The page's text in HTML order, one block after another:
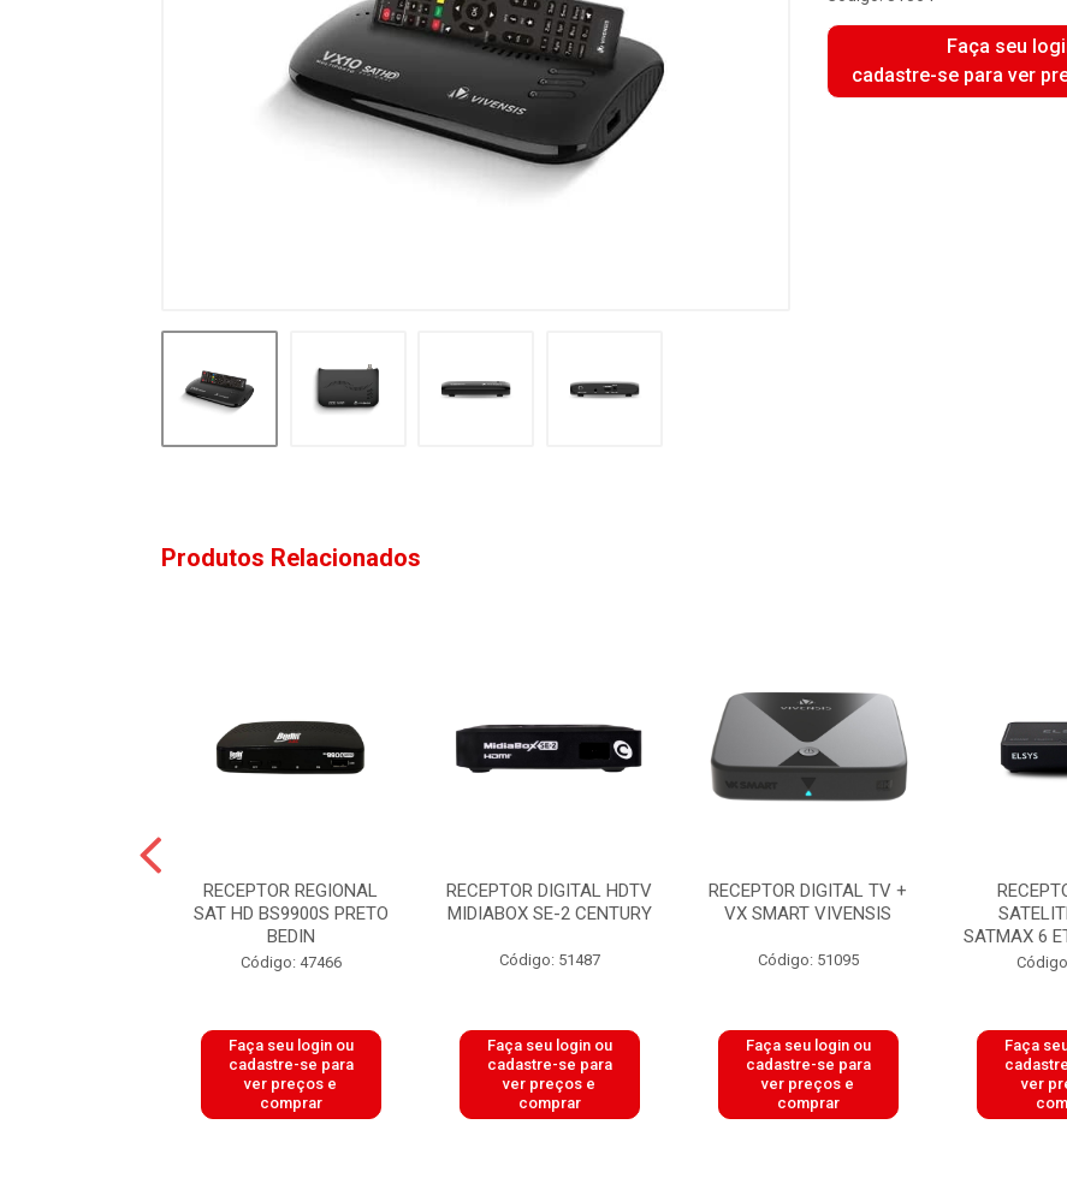
Faça seu
cadastre-se para ver
Produtos Relacionados
RECEPTOR REGIONAL
SAT HD BS9900S PRETO
BEDIN
Código: 47466
Faça seu login ou
cadastre-se para
ver preços e
comprar
RECEPTOR DIGITAL HDTV
MIDIABOX SE-2 CENTURY
Código: 51487
Faça seu login ou
cadastre-se para
ver preços e
comprar
RECEPTOR DIGITAL TV +
VX SMART VIVENSIS
Código: 51095
Faça seu login ou
cadastre-se para
ver preços e
comprar
SATMAX 6
Faça
ver